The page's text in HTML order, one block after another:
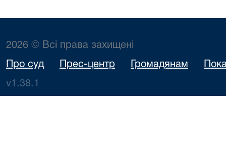
2026 © Всі права захищені
Про суд Прес-центр Громадянам
v1.38.1